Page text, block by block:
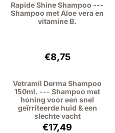
btw: 10,62
Rapide Shine Shampoo ---
Shampoo met Aloe vera en
vitamine B.
Prijs: 8,75,
€8,75
btw: 12,36
Vetramil Derma Shampoo
150ml. --- Shampoo met
honing voor een snel
geïrriteerde huid & een
slechte vacht
Prijs: 17,49,
€17,49